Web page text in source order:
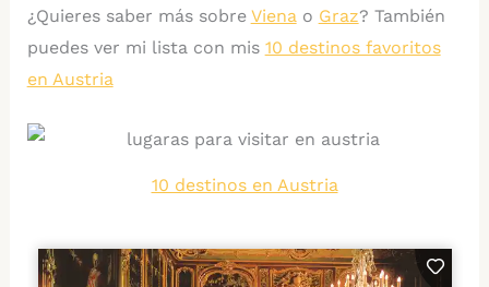
¿Quieres saber más sobre Vienao Graz? También
puedes ver mi lista con mis 10 destinos favoritos
en Austria
10 destinos en Austria